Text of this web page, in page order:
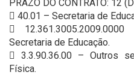
PRAZO DO CONTRATO: 12
 40.01 – Secretaria de

Secretaria de Educação.
 3.3.90.36.00 – Outros
Física.